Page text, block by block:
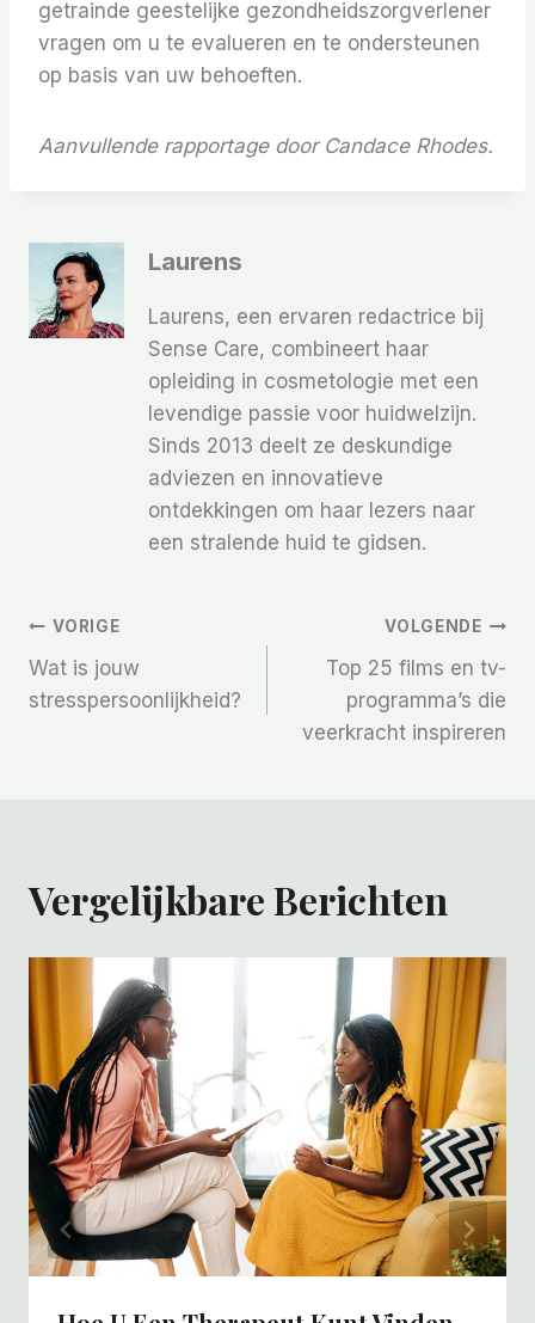
getrainde geestelijke gezondheidszorgverlener
vragen om u te evalueren en te ondersteunen
op basis van uw behoeften.
Aanvullende rapportage door Candace Rhodes.
Laurens
Laurens, een ervaren redactrice bij
Sense Care, combineert haar
opleiding in cosmetologie met een
levendige passie voor huidwelzijn.
Sinds 2013 deelt ze deskundige
adviezen en innovatieve
ontdekkingen om haar lezers naar
een stralende huid te gidsen.
Bericht
Navigatie
VORIGE
Wat is jouw
stresspersoonlijkheid?
VOLGENDE
Top 25 films en tv-
programma’s die
veerkracht inspireren
Vergelijkbare Berichten